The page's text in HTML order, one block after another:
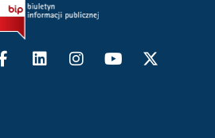
Facebook-
f
LinkedinInstagram
Youtube
X-
twitter